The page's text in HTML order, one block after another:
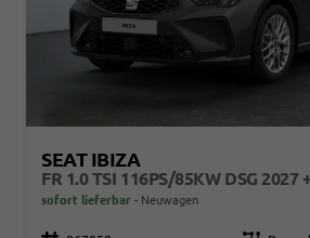
SEAT IBIZA
sofort lieferbar Neuwagen